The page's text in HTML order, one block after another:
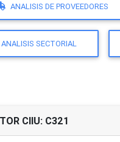
ANALISIS DE PROVEEDORES
ANALISIS SECTORIAL
CIIU: C321